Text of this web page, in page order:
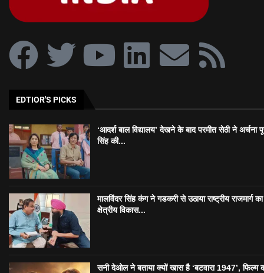
EDTIOR'S PICKS
‘आदर्श बाल विद्यालय’ देखने के बाद परमीत सेठी ने अर्चना
सिंह की...
मालविंदर सिंह कंग ने गडकरी से उठाया राष्ट्रीय राजमार्ग का
क्षेत्रीय विकास...
सनी देओल ने बताया क्यों खास है ‘बटवारा 1947’, फिल्म